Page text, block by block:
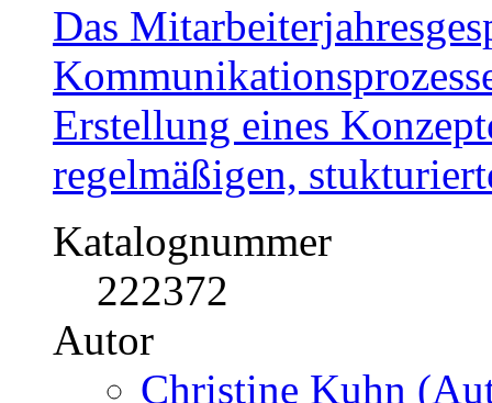
Das
Erstellung eines
regelmäßigen,
Katalognummer
222372
Autor
Christine Kuhn